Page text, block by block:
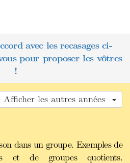
avec les recasages ci-
pour proposer les vôtres
!
Afficher les autres années
dans un groupe. Exemples de
et de groupes quotients.